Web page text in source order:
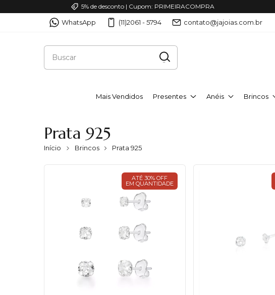
5% de desconto | Cupom: PRIMEIRACOMPRA
WhatsApp (11)2061 - 5794 contato@jajoias.com.br
Mais Vendidos Presentes Anéis Brincos
Prata 925
Início Brincos Prata 925
ATÉ 30% OFF
EM QUANTIDADE